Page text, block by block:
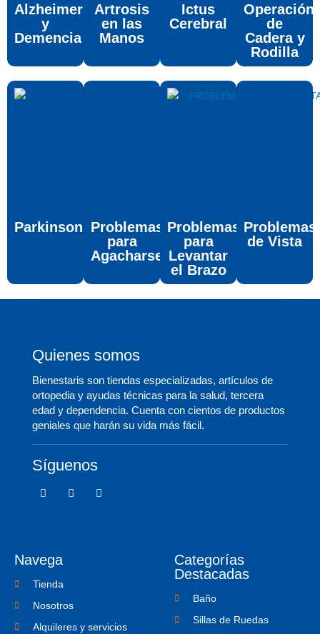
Alzheimer
y
Demencia
Artrosis
en las
Manos
Ictus
Cerebral
Operación
de
Cadera y
Rodilla
Parkinson Problemas
para
Agacharse
Problemas
para
Levantar
el Brazo
Problemas
de Vista
Quienes somos
Bienestaris son tiendas especializadas, artículos de
ortopedia y ayudas técnicas para la salud, tercera
edad y dependencia. Cuenta con cientos de productos
geniales que harán su vida más fácil.
Síguenos
F
a
k
f
T
w
I
c
m
Navega
Tienda
Nosotros
Alquileres y servicios
Categorías
Destacadas
Baño
Sillas de Ruedas